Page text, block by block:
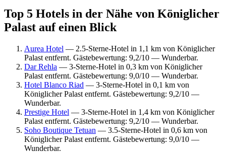
Top 5 Hotels in der Nähe von Königlicher
Palast auf einen Blick
Aurea Hotel — 2.5-Sterne-Hotel in 1,1 km von Königlicher
Palast entfernt. Gästebewertung: 9,2/10 — Wunderbar.
Dar Rehla — 3-Sterne-Hotel in 0,3 km von Königlicher
Palast entfernt. Gästebewertung: 9,0/10 — Wunderbar.
Hotel Blanco Riad — 3-Sterne-Hotel in 0,1 km von
Königlicher Palast entfernt. Gästebewertung: 9,2/10 —
Wunderbar.
Prestige Hotel — 3-Sterne-Hotel in 1,4 km von Königlicher
Palast entfernt. Gästebewertung: 9,2/10 — Wunderbar.
Soho Boutique Tetuan — 3.5-Sterne-Hotel in 0,6 km von
Königlicher Palast entfernt. Gästebewertung: 9,0/10 —
Wunderbar.